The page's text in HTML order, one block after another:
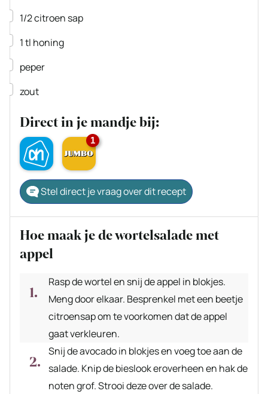
▢
1/2citroen sap
▢
1tl honing
▢
peper
▢
zout
Direct in je mandje bij:
1
Stel direct je vraag over dit recept
Hoe maak je de wortelsalade met
appel
Rasp de wortel en snij de appel in blokjes.
Meng door elkaar. Besprenkel met een beetje
citroensap om te voorkomen dat de appel
gaat verkleuren.
Snij de avocado in blokjes en voeg toe aan de
salade. Knip de bieslook eroverheen en hak de
noten grof. Strooi deze over de salade.